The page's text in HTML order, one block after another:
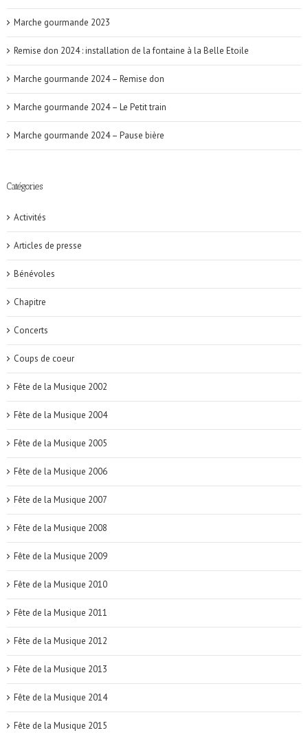
Marche gourmande 2023
Remise don 2024 : installation de la fontaine à la Belle Etoile
Marche gourmande 2024 – Remise don
Marche gourmande 2024 – Le Petit train
Marche gourmande 2024 – Pause bière
Catégories
Activités
Articles de presse
Bénévoles
Chapitre
Concerts
Coups de coeur
Fête de la Musique 2002
Fête de la Musique 2004
Fête de la Musique 2005
Fête de la Musique 2006
Fête de la Musique 2007
Fête de la Musique 2008
Fête de la Musique 2009
Fête de la Musique 2010
Fête de la Musique 2011
Fête de la Musique 2012
Fête de la Musique 2013
Fête de la Musique 2014
Fête de la Musique 2015